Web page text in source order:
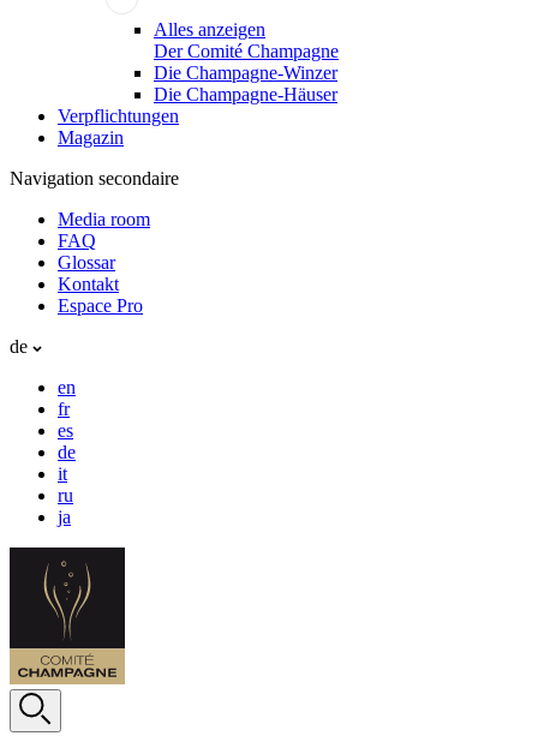
Alles anzeigen
Der Comité Champagne
Die Champagne-Winzer
Die Champagne-Häuser
Verpflichtungen
Magazin
Navigation secondaire
Media room
FAQ
Glossar
Kontakt
Espace Pro
de
en
fr
es
de
it
ru
ja